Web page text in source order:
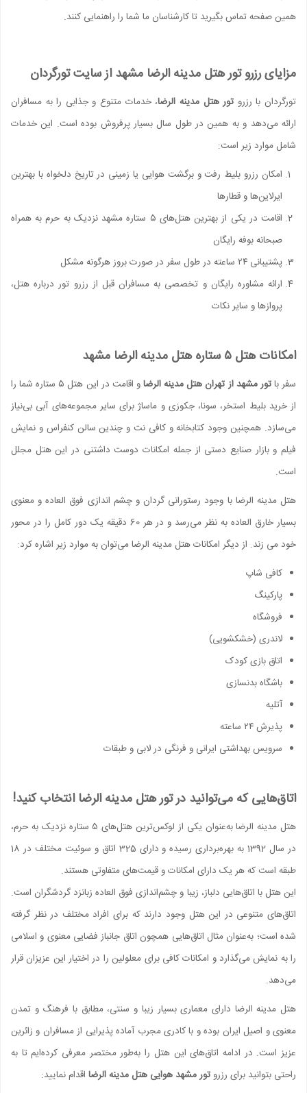
همین صفحه تماس بگیرید تا کارشناسان ما شما را راهنمایی کنند.
مزایای رزرو تور هتل مدینه الرضا مشهد از سایت تورگردان
تورگردان با رزرو تور هتل مدینه الرضا، خدمات متنوع و جذابی را به مسافران
ارائه می‌دهد و به همین در طول سال بسیار پرفروش بوده است. این خدمات
شامل موارد زیر است:
امکان رزرو بلیط رفت و برگشت هوایی یا زمینی در تاریخ دلخواه با بهترین
ایرلاین‌ها و قطارها
اقامت در یکی از بهترین هتل‌های ۵ ستاره مشهد نزدیک به حرم به همراه
صبحانه بوفه رایگان
پشتیبانی ۲۴ ساعته در طول سفر در صورت بروز هرگونه مشکل
ارائه مشاوره رایگان و تخصصی به مسافران قبل از رزرو تور درباره هتل،
پروازها و سایر نکات
امکانات هتل ۵ ستاره هتل مدینه الرضا مشهد
سفر باتور مشهد از تهران هتل مدینه الرضا
و اقامت در این هتل ۵ ستاره شما را
از خرید بلیط استخر، سونا، جکوزی و ماساژ برای سایر مجموعه‌های آبی بی‌نیاز
می‌سازد. همچنین وجود کتابخانه و کافی نت و چندین سالن کنفراس و نمایش
فیلم و بازار صنایع دستی از جمله امکانات دوست داشتنی در این هتل مجلل
است.
هتل مدینه الرضا با وجود رستورانی گردان و چشم اندازی فوق العاده و معنوی
بسیار خارق العاده به نظر می‌رسد و در هر 60 دقیقه یک دور کامل را در محور
خود می زند. از دیگر امکانات هتل مدینه الرضا می‌توان به موارد زیر اشاره کرد:
کافی شاپ
پارکینگ
فروشگاه
لاندری (خشکشویی)
اتاق بازی کودک
باشگاه بدنسازی
آتلیه
پذیرش ۲۴ ساعته
سرویس بهداشتی ایرانی و فرنگی در لابی و طبقات
اتاق‌هایی که می‌توانید در تور هتل مدینه الرضا انتخاب کنید!
هتل مدینه الرضا به‌عنوان یکی از لوکس‌ترین هتل‌های ۵ ستاره نزدیک به حرم،
در سال 1392 به بهره‌برداری رسیده و دارای 325 اتاق و سوئیت مختلف در 18
طبقه است که هر یک دارای امکانات و قیمت‌های متفاوتی هستند.
این هتل با اتاق‌هایی دلباز، زیبا و چشم‌اندازی فوق العاده زبانزد گردشگران است.
اتاق‌های متنوعی در این هتل وجود دارند که برای افراد مختلف در نظر گرفته
شده است؛ به‌عنوان مثال اتاق‌هایی همچون اتاق جانباز فضایی معنوی و اسلامی
را به نمایش می‌گذارد و امکانات کافی برای معلولین را در اختیار این عزیزان قرار
می‌دهد.
هتل مدینه الرضا دارای معماری بسیار زیبا و سنتی، مطابق با فرهنگ و تمدن
معنوی و اصیل ایران بوده و با کادری مجرب آماده پذیرایی از مسافران و زائرین
عزیز است. در ادامه اتاق‌های این هتل را به‌طور مختصر معرفی کرده‌ایم تا به
راحتی بتوانید برای رزرو تور مشهد هوایی هتل مدینه الرضا اقدام نمایید: